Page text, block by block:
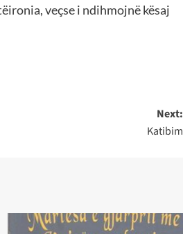
veçse i ndihmojnë kësaj
Next:
Katibim